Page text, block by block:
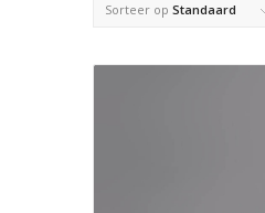
Sorteer op Standaard